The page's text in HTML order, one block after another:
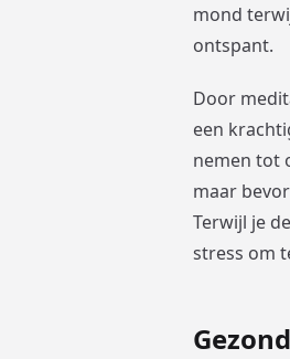
mond
ontspant.
Door
een
nemen tot
maar
Terwijl je
stress om